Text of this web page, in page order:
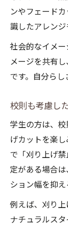
ンやフェード
識したアレンジ
社会的なイメ
メージを共有
です。自分らし
校則も考慮し
学生の方は、
げカットを楽
で「刈り上げ
定がある場合
ション幅を抑え
例えば、刈り
ナチュラルス